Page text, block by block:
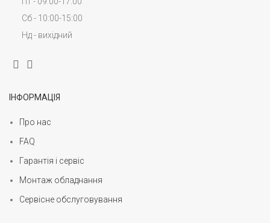
Сб - 10:00-15:00
Нд - вихідний
ІНФОРМАЦІЯ
Про нас
FAQ
Гарантія і сервіс
Монтаж обладнання
Сервісне обслуговування